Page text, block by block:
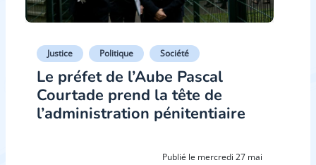
Justice Politique Société
Le préfet de l’Aube Pascal
Courtade prend la tête de
l’administration pénitentiaire
Publié le mercredi 27 mai